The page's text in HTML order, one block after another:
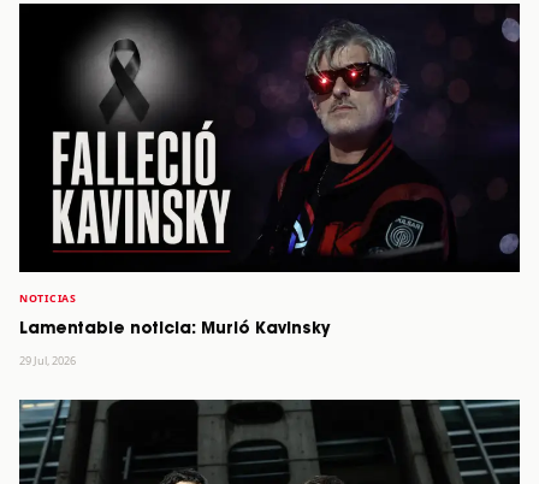
NOTICIAS
Lamentable noticia: Murió Kavinsky
29 Jul, 2026